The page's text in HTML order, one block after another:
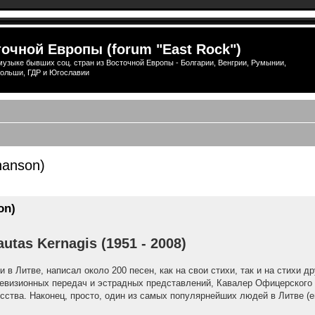
Европы (forum "East Rock")
бывших соц. стран из Восточной Европы - Болгарии, Венгрии, Румынии,
ГДР и Югославии
Kernagis (1951 - 2008)
Литве, написал около 200 песен, как на свои стихи, так и на стихи
передач и эстрадных представлений, Кавалер Офицерского
Наконец, просто, один из самых популярнейших людей в Литве